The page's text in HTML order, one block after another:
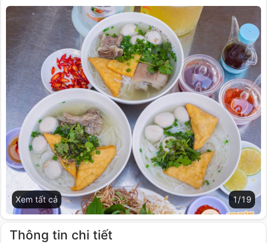
Xem tất cả 1 /19
Thông tin chi tiết